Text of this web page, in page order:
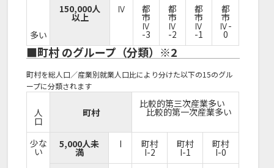
多い
150,000人
以上
Ⅳ 都
市
Ⅳ
-3
都
市
Ⅳ
-2
都
市
Ⅳ
-1
都
市
Ⅳ-
0
■町村 のグループ（分類）※2
町村を総人口／産業別就業人口比により分けた以下の15のグル
ープに分類されます
人
口
町村
比較的第三次産業多い
比較的第一次産業多い
少な
い
5,000人未
満
I 町村
I-2
町村
I-1
町村
I-0